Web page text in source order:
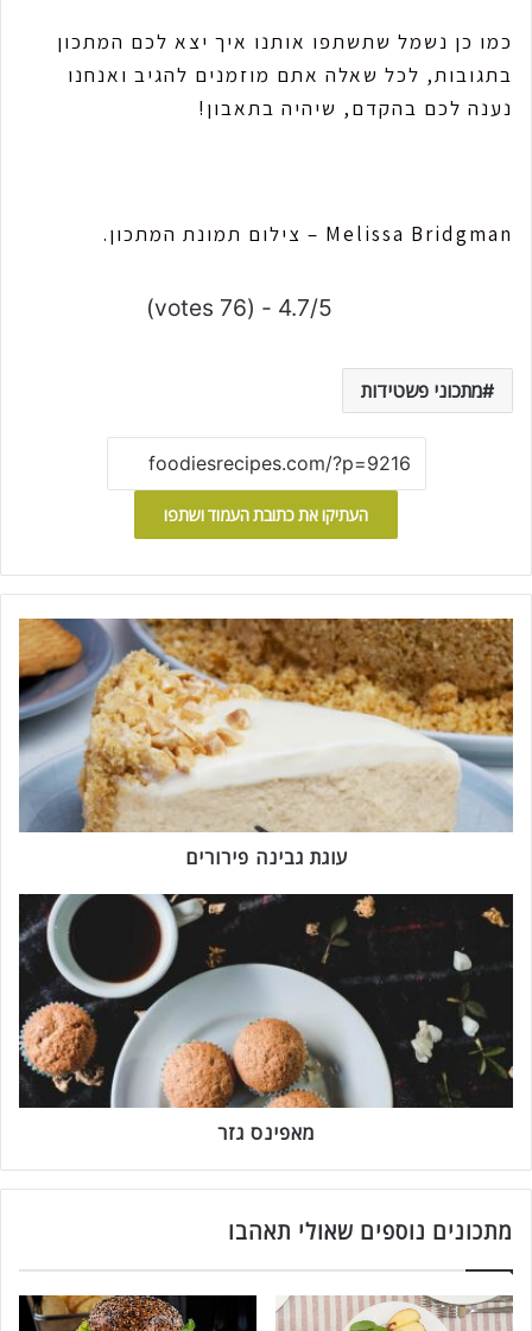
כמו כן נשמל שתשתפו אותנו איך יצא לכם המתכון
בתגובות, לכל שאלה אתם מוזמנים להגיב ואנחנו
נענה לכם בהקדם, שיהיה בתאבון!
Melissa Bridgman – צילום תמונת המתכון.
4.7/5 - (76 votes)
מתכוני פשטידות
העתיקו את כתובת העמוד ושתפו
ע
ו
ג
ת
ג
ב
י
ה
עוגת גבינה פירורים
א
ז
ר
מאפינס גזר
מתכונים נוספים שאולי תאהבו